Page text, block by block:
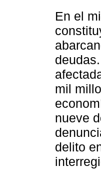
En el
mil
nueve
delito